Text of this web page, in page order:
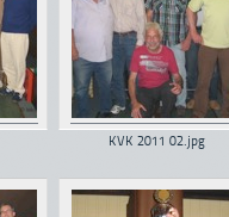
KVK 2011 02.jpg